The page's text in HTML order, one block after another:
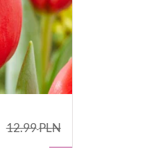
12.99PLN